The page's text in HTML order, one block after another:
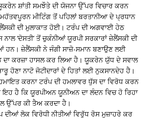
ਸ਼ਾਂਤੀ ਸਮਝੌਤੇ ਦੀ ਯੋਜਨਾ ਉੱਪਰ ਵਿਚਾਰ ਕਰਨ
ਮੀਟਿੰਗ ਤੋਂ ਪਹਿਲਾਂ ਬਰਤਾਨੀਆ ਦੇ ਪ੍ਰਧਾਨ
ਦੀ ਮੁਲਾਕਾਤ ਹੋਈ। ਟਰੰਪ ਦੀ ਅਗਵਾਈ ਹੇਠ
‘ਦੋਸਤੀ’ ਤੋਂ ਚੁਕੰਨੀਆਂ ਯੂਰਪੀ ਸਰਕਾਰਾਂ ਜ਼ੇਲੈਂਸਕੀ ਦੀ
ਜ਼ੇਲੈਂਸਕੀ ਨੇ ਜੰਗੀ ਸਾਜ਼ੋ-ਸਮਾਨ ਬਣਾਉਣ ਲਈ
ਕਰਜ਼ਾ ਹਾਸਲ ਕਰ ਲਿਆ ਹੈ। ਯੂਕਰੇਨ ਯੁੱਧ ਦੇ ਸਵਾਲ
ਹੋਣਾ ਨਾਟੋ ਜੋਟੀਦਾਰਾਂ ਦੇ ਹਿਤਾਂ ਲਈ ਨੁਕਸਾਨਦੇਹ ਹੈ।
ਕਰਨਾ ਟਰੰਪ ਦੀ ਹਮਲਾਵਰ ਧੁੱਸ ਦਾ ਵਿਰੋਧ ਕਰਨ
ਹੈ ਕਿ ਯੂਰਪੀਅਨ ਯੂਨੀਅਨ ਦਾ ਲੰਦਨ ਵਿਚ ਹੋ ਰਿਹਾ
ਉੱਪਰ ਕੀ ਤੈਅ ਕਰਦਾ ਹੈ।
ਦੀਆਂ ਲੋਕ ਵਿਰੋਧੀ ਨੀਤੀਆਂ ਵਿਰੁੱਧ ਰੋਸ ਮੁਜ਼ਾਹਰੇ ਕਰ